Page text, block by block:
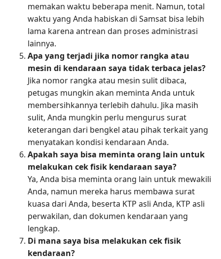
memakan waktu beberapa menit. Namun, total
waktu yang Anda habiskan di Samsat bisa lebih
lama karena antrean dan proses administrasi
lainnya.
Apa yang terjadi jika nomor rangka atau
mesin di kendaraan saya tidak terbaca jelas?
Jika nomor rangka atau mesin sulit dibaca,
petugas mungkin akan meminta Anda untuk
membersihkannya terlebih dahulu. Jika masih
sulit, Anda mungkin perlu mengurus surat
keterangan dari bengkel atau pihak terkait yang
menyatakan kondisi kendaraan Anda.
Apakah saya bisa meminta orang lain untuk
melakukan cek fisik kendaraan saya?
Ya, Anda bisa meminta orang lain untuk mewakili
Anda, namun mereka harus membawa surat
kuasa dari Anda, beserta KTP asli Anda, KTP asli
perwakilan, dan dokumen kendaraan yang
lengkap.
Di mana saya bisa melakukan cek fisik
kendaraan?